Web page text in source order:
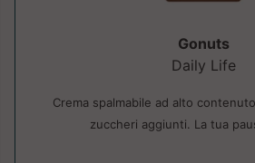
Gonuts
Daily Life
Crema spalmabile ad alto
zuccheri aggiunti. La tua